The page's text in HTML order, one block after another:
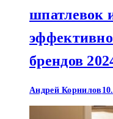
шпатлевок
брендов
Андрей Корнилов